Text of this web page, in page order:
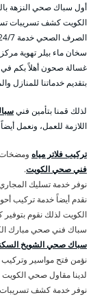
أول سباك صحي النزهة
الكويت كشف تسريبات
سخان ماء بيلر تهوية
غسالة صحون أهلاً بكم في
بتقديم خدماتنا للمنازل
لذلك قمنا بتأمين فني
اللازمة للعمل، ونعمل
تركيب فلاتر مياه ومضخات
فني صحي الكويت.
نوفر خدمة تسليك
نقدم أيضاً خدمة تركيب
الكويت لذلك نقوم بتوفير
سباك فني صحي مبارك
سباك صحي الشويخ
نؤمن فتح مواسير
لدينا مقاول صحي الكويت
نوفر خدمة كشف